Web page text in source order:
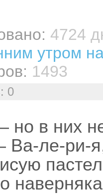
4724
утром
1493
0
но в них
Ва-ле-ри-